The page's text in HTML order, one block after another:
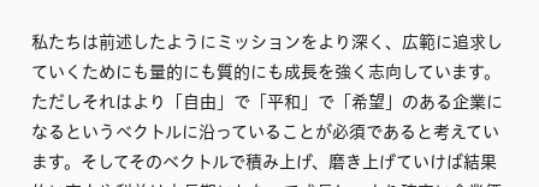
私たちは前述したようにミッションをより深く、広範に追求し
ていくためにも量的にも質的にも成長を強く志向しています。
ただしそれはより「自由」で「平和」で「希望」のある企業に
なるというベクトルに沿っていることが必須であると考えてい
ます。そしてそのベクトルで積み上げ、磨き上げていけば結果